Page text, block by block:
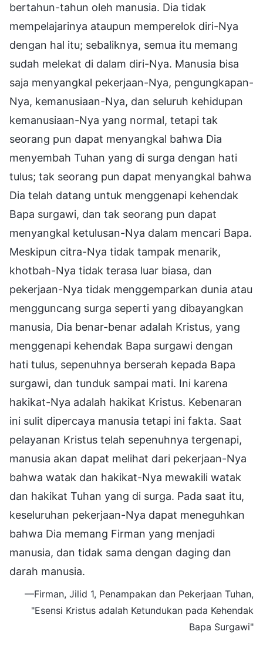
bertahun-tahun oleh manusia. Dia tidak
mempelajarinya ataupun memperelok diri-Nya
dengan hal itu; sebaliknya, semua itu memang
sudah melekat di dalam diri-Nya. Manusia bisa
saja menyangkal pekerjaan-Nya, pengungkapan-
Nya, kemanusiaan-Nya, dan seluruh kehidupan
kemanusiaan-Nya yang normal, tetapi tak
seorang pun dapat menyangkal bahwa Dia
menyembah Tuhan yang di surga dengan hati
tulus; tak seorang pun dapat menyangkal bahwa
Dia telah datang untuk menggenapi kehendak
Bapa surgawi, dan tak seorang pun dapat
menyangkal ketulusan-Nya dalam mencari Bapa.
Meskipun citra-Nya tidak tampak menarik,
khotbah-Nya tidak terasa luar biasa, dan
pekerjaan-Nya tidak menggemparkan dunia atau
mengguncang surga seperti yang dibayangkan
manusia, Dia benar-benar adalah Kristus, yang
menggenapi kehendak Bapa surgawi dengan
hati tulus, sepenuhnya berserah kepada Bapa
surgawi, dan tunduk sampai mati. Ini karena
hakikat-Nya adalah hakikat Kristus. Kebenaran
ini sulit dipercaya manusia tetapi ini fakta. Saat
pelayanan Kristus telah sepenuhnya tergenapi,
manusia akan dapat melihat dari pekerjaan-Nya
bahwa watak dan hakikat-Nya mewakili watak
dan hakikat Tuhan yang di surga. Pada saat itu,
keseluruhan pekerjaan-Nya dapat meneguhkan
bahwa Dia memang Firman yang menjadi
manusia, dan tidak sama dengan daging dan
darah manusia.
—Firman, Jilid 1, Penampakan dan Pekerjaan Tuhan,
"Esensi Kristus adalah Ketundukan pada Kehendak
Bapa Surgawi"